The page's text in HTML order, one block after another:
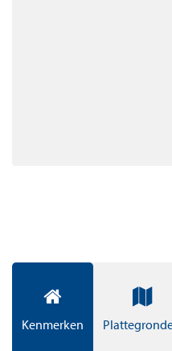
De grijs/witte Bruynzeel
composiet werkblad en
grotere woningtypes
en toilet. Het
appartementen geeft de
uitstraling van een houten
geweldige
van Amsterdam, heb ik
dacht je bijvoorbeeld van
Kenmerken